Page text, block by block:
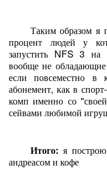
Таким образом я
процент людей у
запустить NFS 3 на
вообще не
если повсеместно в
абонемент, как в
комп именно со
сейвами любимой
Итого: я
андреасом и кофе